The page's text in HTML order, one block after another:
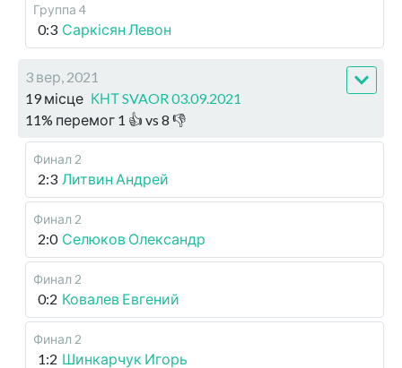
Группа 4
0:3 Саркісян Левон
3 вер, 2021
19 місце КНТ SVAOR 03.09.2021
11% перемог 1 👍 vs 8 👎
Финал 2
2:3 Литвин Андрей
Финал 2
2:0 Селюков Олександр
Финал 2
0:2 Ковалев Евгений
Финал 2
1:2 Шинкарчук Игорь